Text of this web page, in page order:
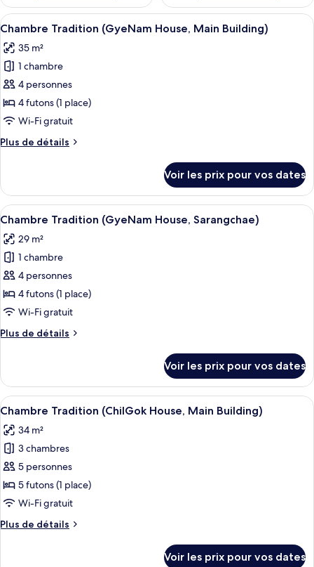
Afficher
toutes
les
photos
pour
ce
type
chambre :
(GyeNam
House,
Main
Building)
Une pièce minimaliste avec un sol
3
Chambre Tradition (GyeNam House, Main Building)
35 m²
1 chambre
4 personnes
4 futons (1 place)
Wi-Fi gratuit
Plus de détails
Plus
le
type
de
Chambre
Tradition
(GyeNam
House,
Main
Building)
Voir les prix pour vos dates
Afficher
toutes
les
photos
pour
ce
type
chambre :
(GyeNam
House,
Sarangchae)
Une pièce spacieuse dotée d’un
3
Chambre Tradition (GyeNam House, Sarangchae)
29 m²
1 chambre
4 personnes
4 futons (1 place)
Wi-Fi gratuit
Plus de détails
Plus
le
type
de
Chambre
Tradition
(GyeNam
House,
Sarangchae)
Voir les prix pour vos dates
Afficher
toutes
les
photos
pour
ce
type
chambre :
Une pièce avec un meuble en bois,
4
Chambre Tradition (ChilGok House, Main Building)
34 m²
3 chambres
5 personnes
5 futons (1 place)
Wi-Fi gratuit
Plus de détails
Plus
Voir les prix pour vos dates